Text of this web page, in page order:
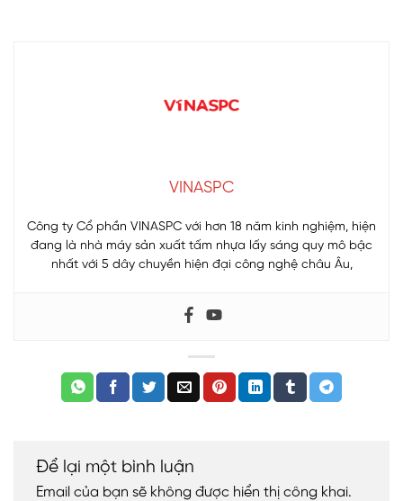
VINASPC
Công ty Cổ phần VINASPC với hơn 18 năm kinh nghiệm, hiện
đang là nhà máy sản xuất tấm nhựa lấy sáng quy mô bậc
nhất với 5 dây chuyền hiện đại công nghệ châu Âu,
Để lại một bình luận
Email của bạn sẽ không được hiển thị công khai.